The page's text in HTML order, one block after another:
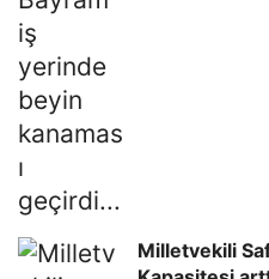
Milletvekili